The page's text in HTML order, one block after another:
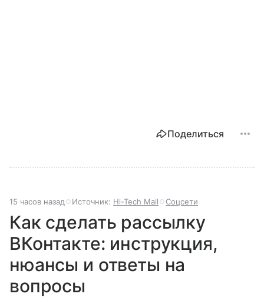
Поделиться
15 часов назад Источник: Hi-Tech Mail Соцсети
Как сделать рассылку
ВКонтакте: инструкция,
нюансы и ответы на
вопросы